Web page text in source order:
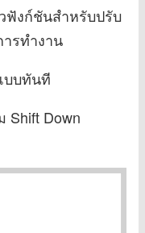
ฟังก์ชันสำหรับปรับ
รทำงาน
บบทันที
Shift Down